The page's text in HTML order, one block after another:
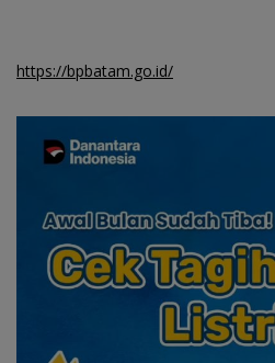
https://bpbatam.go.id/